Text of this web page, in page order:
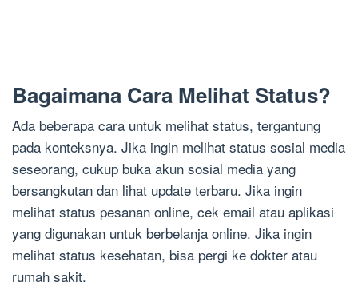
Bagaimana Cara Melihat Status?
Ada beberapa cara untuk melihat status, tergantung
pada konteksnya. Jika ingin melihat status sosial media
seseorang, cukup buka akun sosial media yang
bersangkutan dan lihat update terbaru. Jika ingin
melihat status pesanan online, cek email atau aplikasi
yang digunakan untuk berbelanja online. Jika ingin
melihat status kesehatan, bisa pergi ke dokter atau
rumah sakit.